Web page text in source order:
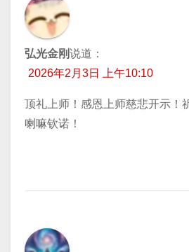
弘光金刚说道：
2026年2月3日 上午10:10
顶礼上师！感恩上师慈悲开示！
喇嘛钦诺！